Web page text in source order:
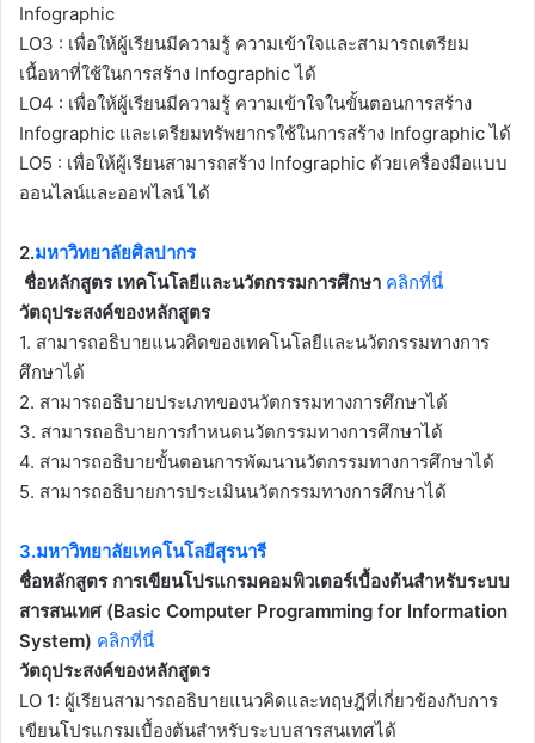
Infographic
LO3 : เพื่อให้ผู้เรียนมีความรู้ ความเข้าใจและสามารถเตรียม
เนื้อหาที่ใช้ในการสร้าง Infographic ได้
LO4 : เพื่อให้ผู้เรียนมีความรู้ ความเข้าใจในขั้นตอนการสร้าง
Infographic และเตรียมทรัพยากรใช้ในการสร้าง Infographic ได้
LO5 : เพื่อให้ผู้เรียนสามารถสร้าง Infographic ด้วยเครื่องมือแบบ
ออนไลน์และออฟไลน์ ได้
2.มหาวิทยาลัยศิลปากร
ชื่อหลักสูตร เทคโนโลยีและนวัตกรรมการศึกษา คลิกที่นี่
วัตถุประสงค์ของหลักสูตร
1. สามารถอธิบายแนวคิดของเทคโนโลยีและนวัตกรรมทางการ
ศึกษาได้
2. สามารถอธิบายประเภทของนวัตกรรมทางการศึกษาได้
3. สามารถอธิบายการกำหนดนวัตกรรมทางการศึกษาได้
4. สามารถอธิบายขั้นตอนการพัฒนานวัตกรรมทางการศึกษาได้
5. สามารถอธิบายการประเมินนวัตกรรมทางการศึกษาได้
3.มหาวิทยาลัยเทคโนโลยีสุรนารี
ชื่อหลักสูตร การเขียนโปรแกรมคอมพิวเตอร์เบื้องต้นสำหรับระบบ
สารสนเทศ (Basic Computer Programming for Information
System) คลิกที่นี่
วัตถุประสงค์ของหลักสูตร
LO 1: ผู้เรียนสามารถอธิบายแนวคิดและทฤษฎีที่เกี่ยวข้องกับการ
เขียนโปรแกรมเบื้องต้นสำหรับระบบสารสนเทศได้